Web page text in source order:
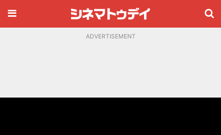
ADVERTISEMENT